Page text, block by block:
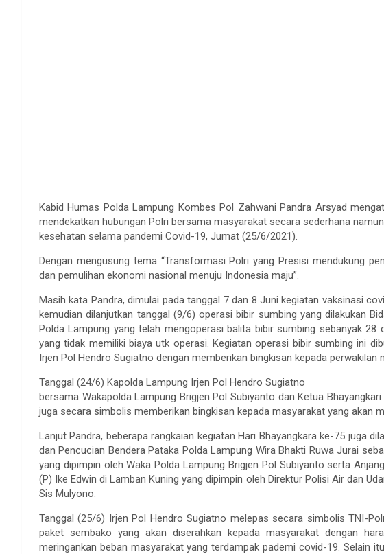
Kabid Humas Polda Lampung Kombes Pol Zahwani Pandra Arsyad
mendekatkan hubungan Polri bersama masyarakat secara sederhana
kesehatan selama pandemi Covid-19, Jumat (25/6/2021).
Dengan mengusung tema “Transformasi Polri yang Presisi mendukung
dan pemulihan ekonomi nasional menuju Indonesia maju”.
Masih kata Pandra, dimulai pada tanggal 7 dan 8 Juni kegiatan vaksinasi
kemudian dilanjutkan tanggal (9/6) operasi bibir sumbing yang dilakukan
Polda Lampung yang telah mengoperasi balita bibir sumbing sebanyak
yang tidak memiliki biaya utk operasi. Kegiatan operasi bibir sumbing ini
Irjen Pol Hendro Sugiatno dengan memberikan bingkisan kepada perwakilan
Tanggal (24/6) Kapolda Lampung Irjen Pol Hendro Sugiatno
bersama Wakapolda Lampung Brigjen Pol Subiyanto dan Ketua
juga secara simbolis memberikan bingkisan kepada masyarakat yang akan
Lanjut Pandra, beberapa rangkaian kegiatan Hari Bhayangkara ke-75 juga
dan Pencucian Bendera Pataka Polda Lampung Wira Bhakti Ruwa Jurai
yang dipimpin oleh Waka Polda Lampung Brigjen Pol Subiyanto serta
(P) Ike Edwin di Lamban Kuning yang dipimpin oleh Direktur Polisi Air dan
Sis Mulyono.
Tanggal (25/6) Irjen Pol Hendro Sugiatno melepas secara simbolis TNI-
paket sembako yang akan diserahkan kepada masyarakat dengan
meringankan beban masyarakat yang terdampak pademi covid-19. Selain